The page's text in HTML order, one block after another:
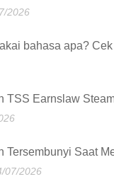
2026
bahasa apa?
TSS Earnslaw
Tersembunyi Saat
07/2026